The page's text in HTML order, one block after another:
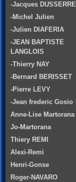
-Jacques DUSSERRE
-Michel Julien
-Julien DIAFERIA
-JEAN BAPTISTE
LANGLOIS
-Thierry NAY
-Bernard BERISSET
-Pierre LEVY
-Jean frederic Gosio
Anne-Lise Martorana
Jo-Martorana
Thiery REMI
Alexi-Remi
Henri-Gonse
Roger-NAVARO